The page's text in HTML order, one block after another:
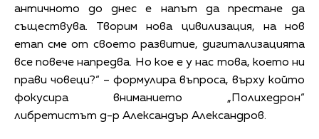
античното до днес е напът да престане да
съществува. Творим нова цивилизация, на нов
етап сме от своето развитие, дигитализацията
все повече напредва. Но кое е у нас това, което ни
прави човеци?“ – формулира въпроса, върху който
фокусира вниманието „Полихедрон“
либретистът д-р Александър Александров.